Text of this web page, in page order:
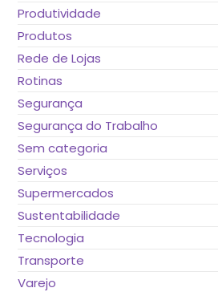
Produtividade
Produtos
Rede de Lojas
Rotinas
Segurança
Segurança do Trabalho
Sem categoria
Serviços
Supermercados
Sustentabilidade
Tecnologia
Transporte
Varejo